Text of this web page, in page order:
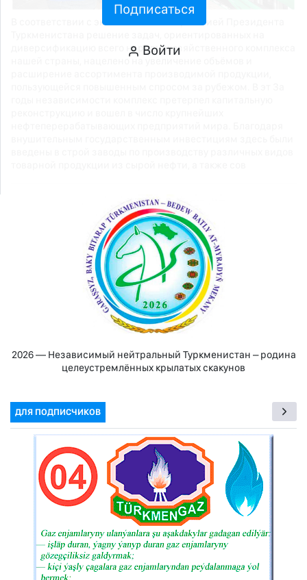
В соответствии с экономической стратегией Президента
диверсификацию всего народнохозяйственного комплекса
нашей страны, нацелено на увеличение объёмов и
Подписаться
Войти
2026 — Независимый нейтральный Туркменистан – родина
целеустремлённых крылатых скакунов
ДЛЯ ПОДПИСЧИКОВ